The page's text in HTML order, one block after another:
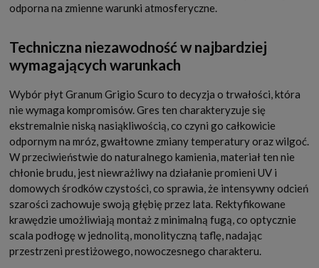
odporna na zmienne warunki atmosferyczne.
Techniczna niezawodność w najbardziej
wymagających warunkach
Wybór płyt Granum Grigio Scuro to decyzja o trwałości, która
nie wymaga kompromisów. Gres ten charakteryzuje się
ekstremalnie niską nasiąkliwością, co czyni go całkowicie
odpornym na mróz, gwałtowne zmiany temperatury oraz wilgoć.
W przeciwieństwie do naturalnego kamienia, materiał ten nie
chłonie brudu, jest niewrażliwy na działanie promieni UV i
domowych środków czystości, co sprawia, że intensywny odcień
szarości zachowuje swoją głębię przez lata. Rektyfikowane
krawędzie umożliwiają montaż z minimalną fugą, co optycznie
scala podłogę w jednolitą, monolityczną taflę, nadając
przestrzeni prestiżowego, nowoczesnego charakteru.